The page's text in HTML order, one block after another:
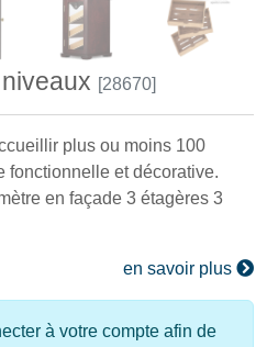
[28670]
plus ou moins 100
fonctionnelle et décorative.
en façade 3 étagères 3
en savoir plus
à votre compte afin de